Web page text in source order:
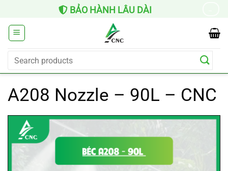
content
HỖ TRỢ LẮP ĐẶT
Search
A208 Nozzle – 90L – CNC